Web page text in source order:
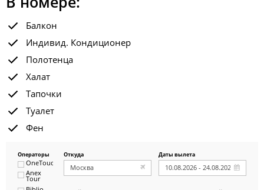
Балкон
Индивид. Кондиционер
Полотенца
Халат
Тапочки
Туалет
Фен
Операторы
OneTouch&Travel
Anex
Tour
Откуда Даты вылета